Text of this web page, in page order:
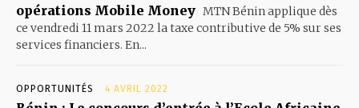
opérations Mobile Money MTN Bénin applique dès
ce vendredi 11 mars 2022 la taxe contributive de 5% sur ses
services financiers. En...
OPPORTUNITÉS 4 AVRIL 2022